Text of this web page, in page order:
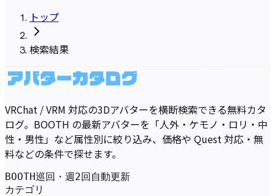
トップ
検索結果
VRChat / VRM 対応の3Dアバターを横断検索できる無料カタ
ログ。BOOTH の最新アバターを「人外・ケモノ・ロリ・中
性・男性」など属性別に絞り込み、価格や Quest 対応・無
料などの条件で探せます。
BOOTH巡回・週2回自動更新
カテゴリ